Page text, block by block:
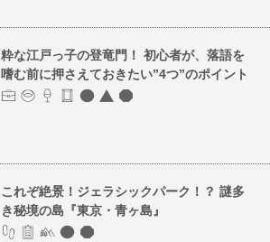
粋な江戸っ子の登竜門！ 初心者が、落語を
嗜む前に押さえておきたい”4つ”のポイント
これぞ絶景！ジェラシックパーク！？ 謎多
き秘境の島『東京・青ヶ島』